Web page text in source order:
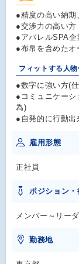
●精度の高い納
●交渉力の高い方
●アパレルSPA
●布帛を含めた
フィットする人物
●数字に強い方(
●コミュニケー
為)
●自発的に行動出
雇用形態
正社員
ポジション・
メンバー～リー
勤務地